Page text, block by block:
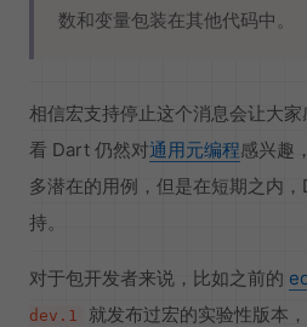
数和变量包装在其他代码中。
相信宏支持停止这个消息会让大
看 Dart 仍然对通用元编程感兴趣
多潜在的用例，但是在短期之内
持。
对于包开发者来说，比如之前的
dev.1
就发布过宏的实验性版本